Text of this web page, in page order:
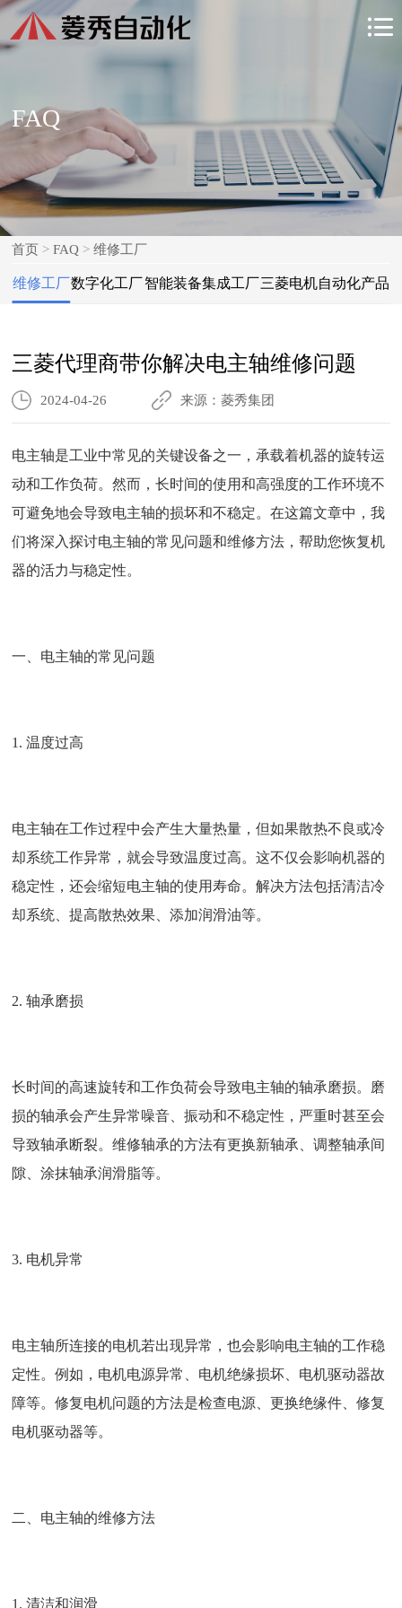

FAQ
首页 >FAQ >维修工厂
维修工厂数字化工厂智能装备集成工厂三菱电机自动化产品
三菱代理商带你解决电主轴维修问题
2024-04-26 来源：菱秀集团
电主轴是工业中常见的关键设备之一，承载着机器的旋转运
动和工作负荷。然而，长时间的使用和高强度的工作环境不
可避免地会导致电主轴的损坏和不稳定。在这篇文章中，我
们将深入探讨电主轴的常见问题和维修方法，帮助您恢复机
器的活力与稳定性。
一、电主轴的常见问题
1. 温度过高
电主轴在工作过程中会产生大量热量，但如果散热不良或冷
却系统工作异常，就会导致温度过高。这不仅会影响机器的
稳定性，还会缩短电主轴的使用寿命。解决方法包括清洁冷
却系统、提高散热效果、添加润滑油等。
2. 轴承磨损
长时间的高速旋转和工作负荷会导致电主轴的轴承磨损。磨
损的轴承会产生异常噪音、振动和不稳定性，严重时甚至会
导致轴承断裂。维修轴承的方法有更换新轴承、调整轴承间
隙、涂抹轴承润滑脂等。
3. 电机异常
电主轴所连接的电机若出现异常，也会影响电主轴的工作稳
定性。例如，电机电源异常、电机绝缘损坏、电机驱动器故
障等。修复电机问题的方法是检查电源、更换绝缘件、修复
电机驱动器等。
二、电主轴的维修方法
1. 清洁和润滑